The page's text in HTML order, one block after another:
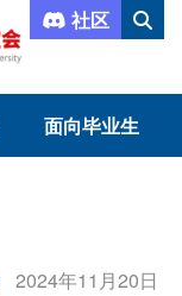
社区
面向毕业生
2024年11月20日